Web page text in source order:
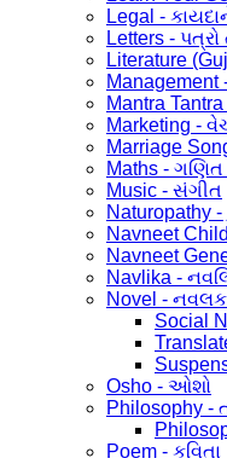
Legal -
Letters -
Literature
Mantra
Marketing -
Marriage
Maths -
Music - સંગીત
Naturopathy
Navneet
Navneet
Navlika -
Novel -
Social
Osho - ઓશો
Philosophy -
Poem - કવિતા